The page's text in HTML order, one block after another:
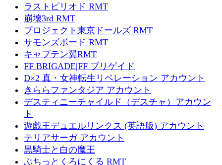
ラストピリオド RMT
崩壊3rd RMT
プロジェクト東京ドールズ RMT
サモンズボード RMT
キャプテン翼RMT
FF BRIGADE|FF ブリゲイド
D×2 真・女神転生リベレーション アカウント
きららファンタジア アカウント
デスティニーチャイルド（デスチャ）アカウン
ト
遊戯王デュエルリンクス (英語版) アカウント
テリアサーガ アカウント
黒騎士と白の魔王
ぷちっとくろにくる RMT